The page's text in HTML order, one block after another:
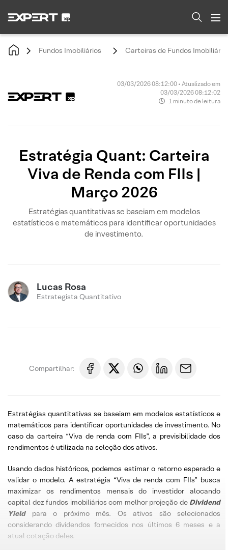
Fundos Imobiliários Carteiras de Fundos
03/03/2026 08:12:00 • Atualizado em
03/03/2026 08:12:02
1 minuto de leitura
Estratégia Quant: Carteira
Viva de Renda com FIIs |
Março 2026
Estratégias quantitativas se baseiam em modelos
estatísticos e matemáticos para identificar oportunidades
de investimento.
Lucas Rosa
Estrategista Quantitativo
Compartilhar:
Estratégias quantitativas se baseiam em modelos estatísticos e
matemáticos para identificar oportunidades de investimento. No
caso da carteira “Viva de renda com FIIs”, a previsibilidade dos
rendimentos é utilizada na seleção dos ativos.
Usando dados históricos, podemos estimar o retorno esperado e
validar o modelo. A estratégia “Viva de renda com FIIs” busca
maximizar os rendimentos mensais do investidor alocando
capital dez fundos imobiliários com melhor projeção de Dividend
Yieldpara o próximo mês. Os ativos são selecionados
considerando dividendos fornecidos nos últimos 6 meses e a
atual cotação deles.